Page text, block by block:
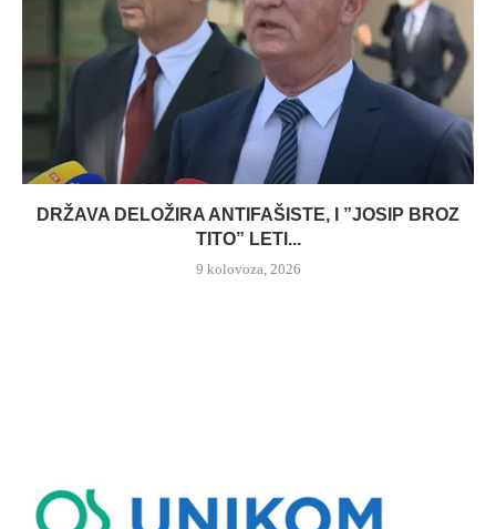
DRŽAVA DELOŽIRA ANTIFAŠISTE, I ”JOSIP BROZ
TITO” LETI...
9 kolovoza, 2026